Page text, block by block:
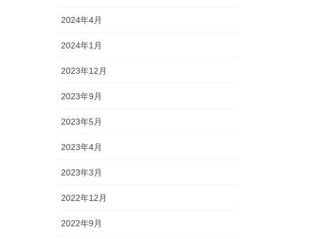
2024年4月
2024年1月
2023年12月
2023年9月
2023年5月
2023年4月
2023年3月
2022年12月
2022年9月